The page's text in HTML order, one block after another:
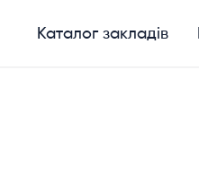
Каталог закладів